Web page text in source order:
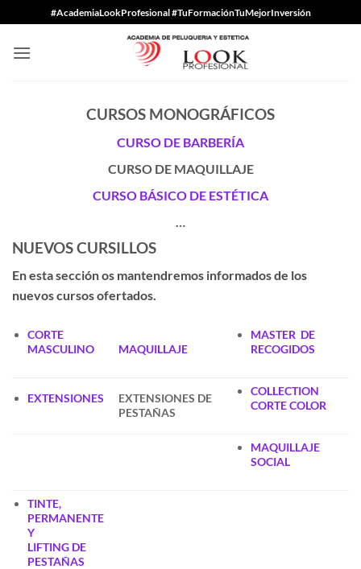
al
contenido
#AcademiaLookProfesional #TuFormaciónTuMejorInversión
CURSOS MONOGRÁFICOS
CURSO DE BARBERÍA
CURSO DE MAQUILLAJE
CURSO BÁSICO DE ESTÉTICA
NUEVOS CURSILLOS
En esta sección os mantendremos informados de los
nuevos cursos ofertados.
CORTE
MASCULINO
MAQUILLAJE
MASTER DE
RECOGIDOS
EXTENSIONES
EXTENSIONES DE
PESTAÑAS
COLLECTION
CORTE COLOR
MAQUILLAJE
SOCIAL
TINTE,
PERMANENTE
Y
LIFTING DE
PESTAÑAS